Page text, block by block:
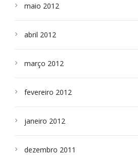
maio 2012
abril 2012
março 2012
fevereiro 2012
janeiro 2012
dezembro 2011